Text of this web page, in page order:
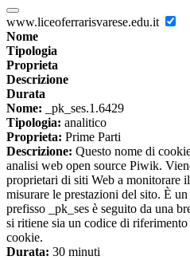
www.liceoferrarisvarese.edu.it
Nome
Tipologia
Proprieta
Descrizione
Durata
Nome: _pk_ses.1.6429
Tipologia: analitico
Proprieta: Prime Parti
Descrizione: Questo nome di
analisi web open source Piwik.
proprietari di siti Web a monitorare
misurare le prestazioni del sito. È
prefisso _pk_ses è seguito da una
si ritiene sia un codice di
cookie.
Durata: 30 minuti